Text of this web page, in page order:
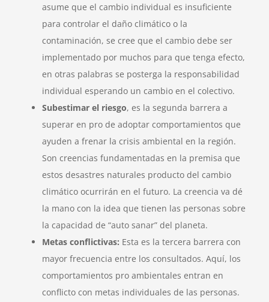
asume que el cambio individual es insuficiente
para controlar el daño climático o la
contaminación, se cree que el cambio debe ser
implementado por muchos para que tenga efecto,
en otras palabras se posterga la responsabilidad
individual esperando un cambio en el colectivo.
Subestimar el riesgo, es la segunda barrera a
superar en pro de adoptar comportamientos que
ayuden a frenar la crisis ambiental en la región.
Son creencias fundamentadas en la premisa que
estos desastres naturales producto del cambio
climático ocurrirán en el futuro. La creencia va dé
la mano con la idea que tienen las personas sobre
la capacidad de “auto sanar” del planeta.
Metas conflictivas: Esta es la tercera barrera con
mayor frecuencia entre los consultados. Aquí, los
comportamientos pro ambientales entran en
conflicto con metas individuales de las personas.